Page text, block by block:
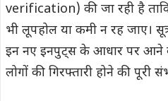
verification) की जा रही है ताकि
भी लूपहोल या कमी न रह जाए।
इन नए इनपुट्स के आधार पर आने
लोगों की गिरफ्तारी होने की पूरी